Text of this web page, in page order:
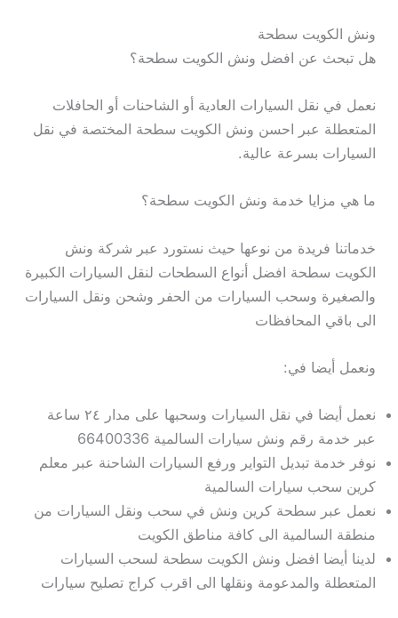
ونش الكويت سطحة
هل تبحث عن افضل ونش الكويت سطحة؟
نعمل في نقل السيارات العادية أو الشاحنات أو الحافلات
المتعطلة عبر احسن ونش الكويت سطحة المختصة في نقل
السيارات بسرعة عالية.
ما هي مزايا خدمة ونش الكويت سطحة؟
خدماتنا فريدة من نوعها حيث نستورد عبر شركة ونش
الكويت سطحة افضل أنواع السطحات لنقل السيارات الكبيرة
والصغيرة وسحب السيارات من الحفر وشحن ونقل السيارات
الى باقي المحافظات
ونعمل أيضا في:
نعمل أيضا في نقل السيارات وسحبها على مدار ٢٤ ساعة
عبر خدمة رقم ونش سيارات السالمية 66400336
نوفر خدمة تبديل التواير ورفع السيارات الشاحنة عبر معلم
كرين سحب سيارات السالمية
نعمل عبر سطحة كرين ونش في سحب ونقل السيارات من
منطقة السالمية الى كافة مناطق الكويت
لدينا أيضا افضل ونش الكويت سطحة لسحب السيارات
المتعطلة والمدعومة ونقلها الى اقرب كراج تصليح سيارات